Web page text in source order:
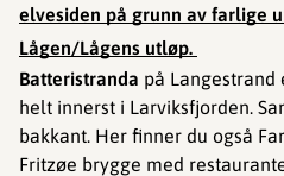
elvesiden på grunn av farlige
Lågen/Lågens utløp.
Batteristranda på
helt innerst i Larviksfjorden.
bakkant. Her finner du også
Fritzøe brygge med